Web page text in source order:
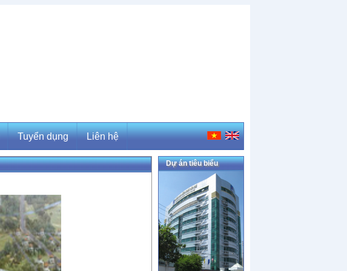
Tuyển dụng
Tuyển dụng
Liên hệ
Liên hệ Dự án tiêu biểu